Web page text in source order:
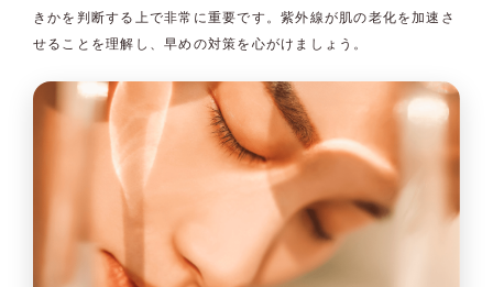
きかを判断する上で非常に重要です。紫外線が肌の老化を加速さ
せることを理解し、早めの対策を心がけましょう。